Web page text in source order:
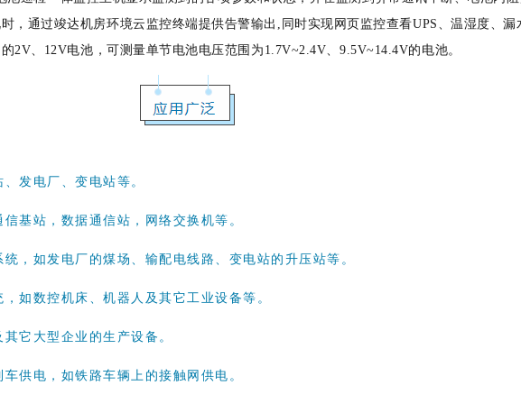
，通过竣达机房环境云监控终端提供告警输出,同时实现网页监控查看UPS、温湿度、漏
2V、12V电池，可测量单节电池电压范围为1.7V~2.4V、9.5V~14.4V的电池。
发电厂、变电站等。
基站，数据通信站，网络交换机等。
，如发电厂的煤场、输配电线路、变电站的升压站等。
如数控机床、机器人及其它工业设备等。
它大型企业的生产设备。
供电，如铁路车辆上的接触网供电。